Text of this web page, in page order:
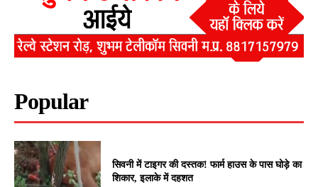
Popular
सिवनी में टाइगर की दस्तक! फार्म हाउस के पास घोड़े का
शिकार, इलाके में दहशत